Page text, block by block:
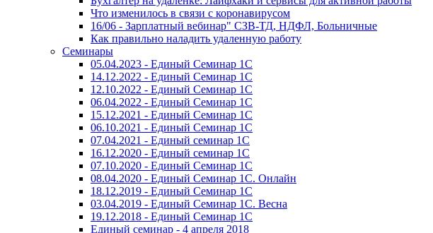
Что изменилось в связи с коронавирусом
16/06 - Зарплатный вебинар" СЗВ-ТД, НДФЛ, Больничные
Как правильно наладить удаленную работу
Семинары
05.04.2023 - Единый Семинар 1С
14.12.2022 - Единый Семинар 1С
12.10.2022 - Единый Семинар 1С
06.04.2022 - Единый Семинар 1С
15.12.2021 - Единый Семинар 1С
06.10.2021 - Единый Семинар 1С
07.04.2021 - Единый семинар 1С
16.12.2020 - Единый семинар 1С
07.10.2020 - Единый Семинар 1С
08.04.2020 - Единый Семинар 1С. Онлайн
18.12.2019 - Единый Семинар 1С
03.04.2019 - Единый Семинар 1С. Весна
19.12.2018 - Единый Семинар 1С
Единый семинар - 4 апреля 2018